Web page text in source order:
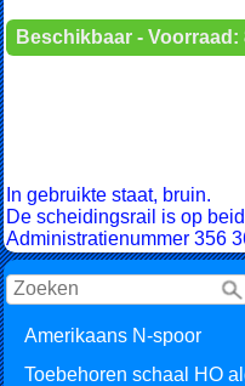
Amerikaans N-spoor
Toebehoren schaal HO
Beschikbaar - Voorraad:
In gebruikte staat, bruin.
De scheidingsrail is op
Administratienummer 356